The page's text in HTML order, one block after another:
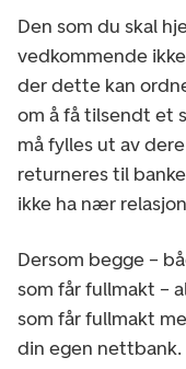
Den som du skal
vedkommende
der dette kan
om å få tilsendt et
må fylles ut av
returneres til
ikke ha nær
Dersom begge –
som får fullmakt –
som får fullmakt
din egen nettbank.